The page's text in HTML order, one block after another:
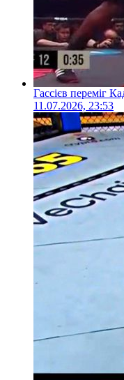
Гассієв переміг
11.07.2026, 23:53